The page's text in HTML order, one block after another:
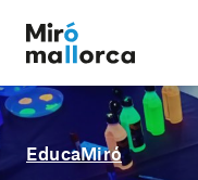
EducaMiró